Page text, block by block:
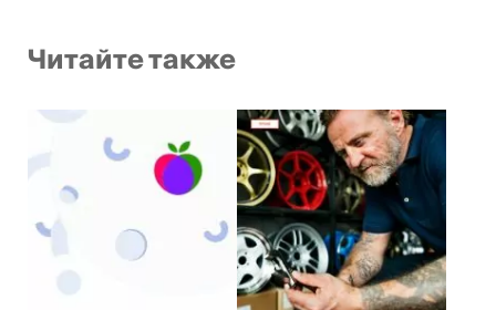
Читайте также